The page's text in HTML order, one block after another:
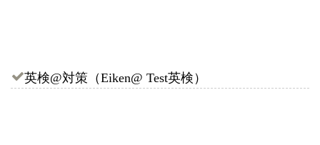
英検@対策（Eiken@ Test英検）